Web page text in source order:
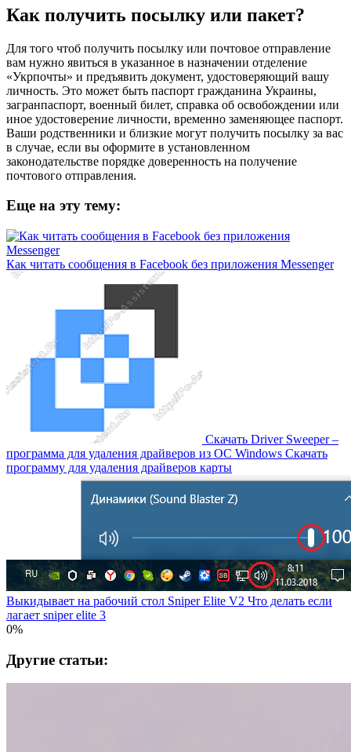
Как получить посылку или пакет?
Для того чтоб получить посылку или почтовое отправление
вам нужно явиться в указанное в назначении отделение
«Укрпочты» и предъявить документ, удостоверяющий вашу
личность. Это может быть паспорт гражданина Украины,
загранпаспорт, военный билет, справка об освобождении или
иное удостоверение личности, временно заменяющее паспорт.
Ваши родственники и близкие могут получить посылку за вас
в случае, если вы оформите в установленном
законодательстве порядке доверенность на получение
почтового отправления.
Еще на эту тему:
Как читать сообщения в Facebook без приложения Messenger
Скачать Driver Sweeper –
программа для удаления драйверов из OC Windows Скачать
программу для удаления драйверов карты
Выкидывает на рабочий стол Sniper Elite V2 Что делать если
лагает sniper elite 3
0%
Другие статьи: